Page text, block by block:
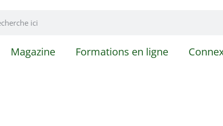
Magazine Formations en ligne